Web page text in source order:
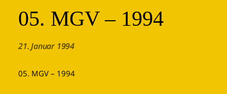
05. MGV – 1994
21. Januar 1994
05. MGV – 1994